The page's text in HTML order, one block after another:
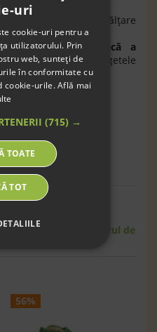
mersului;
permite o încălţare
forma anatomică a
generos pentru degetele
froddo
600504
scrie-ne pe
formularul de
56%
uri
cookie-uri pentru a
utilizatorului. Prin
web, sunteți de
în conformitate cu
cookie-urile.Află mai
(715) →
TOATE
TOT